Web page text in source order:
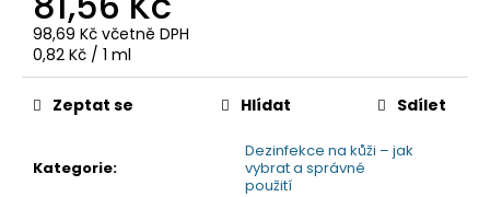
98,69 Kč včetně DPH
Měrná
cena:
0,82 Kč / 1 ml
Kategorie:
Dezinfekce na kůži – jak
vybrat a správné
použití
Zeptat se Hlídat Sdílet
m
e